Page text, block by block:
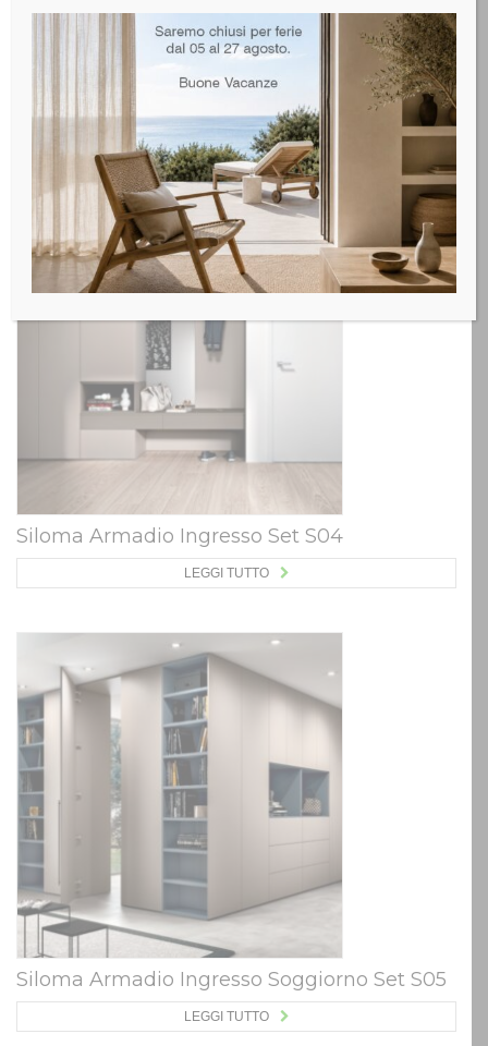
Siloma Armadio Ingresso Set S03
LEGGI TUTTO
Siloma Armadio Ingresso Set S04
LEGGI TUTTO
Siloma Armadio Ingresso Soggiorno Set S05
LEGGI TUTTO